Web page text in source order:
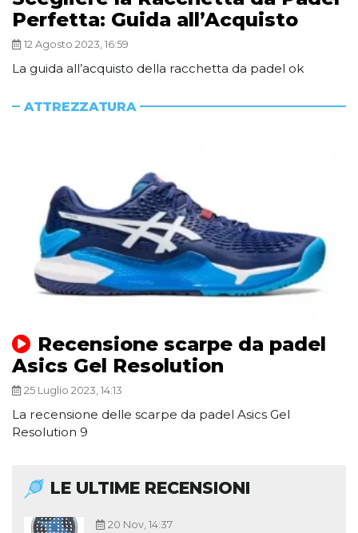
Perfetta: Guida all’Acquisto
12 Agosto 2023, 16:59
La guida all’acquisto della racchetta da padel ok
ATTREZZATURA
Recensione scarpe da padel
Asics Gel Resolution
25 Luglio 2023, 14:13
La recensione delle scarpe da padel Asics Gel
Resolution 9
LE ULTIME RECENSIONI
20 Nov, 14:37